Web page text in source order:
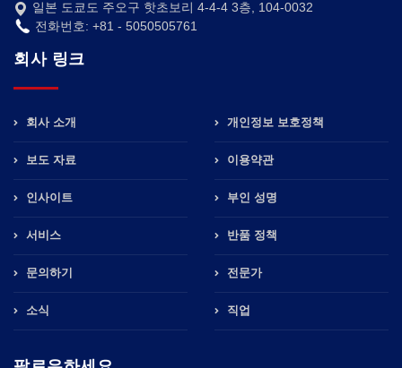
일본 도쿄도 주오구 핫초보리 4-4-4 3층, 104-0032
전화번호: +81 - 5050505761
회사 링크
회사 소개
보도 자료
인사이트
서비스
문의하기
소식
개인정보 보호정책
이용약관
부인 성명
반품 정책
전문가
직업